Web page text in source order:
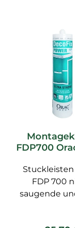
FDP700
Kleber
FDP 700
saugende